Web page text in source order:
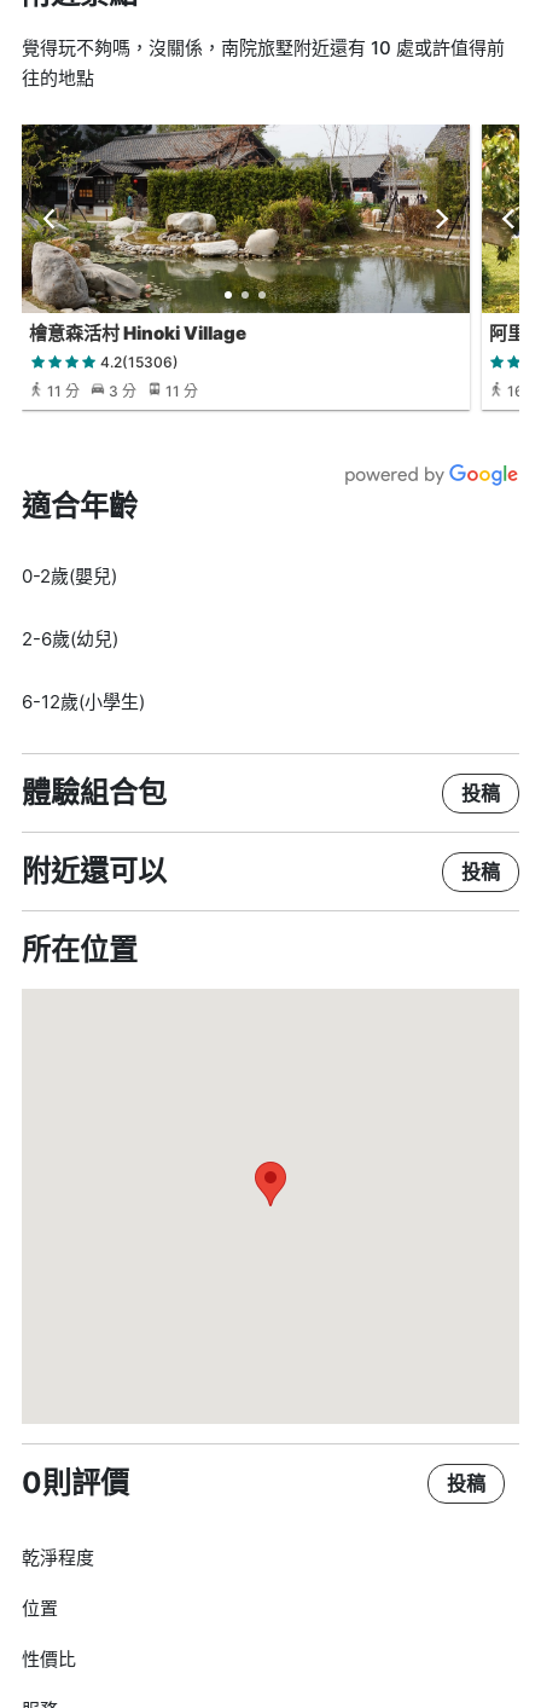
覺得玩不夠嗎，沒關係，南院旅墅附近還有 10 處或許值得前
往的地點
檜意森活村 Hinoki Village
4.2(15306)
11 分
3 分 11 分
阿里
16 分
適合年齡
0-2歲(嬰兒)
2-6歲(幼兒)
6-12歲(小學生)
體驗組合包 投稿
附近還可以 投稿
所在位置
0則評價 投稿
乾淨程度
位置
性價比